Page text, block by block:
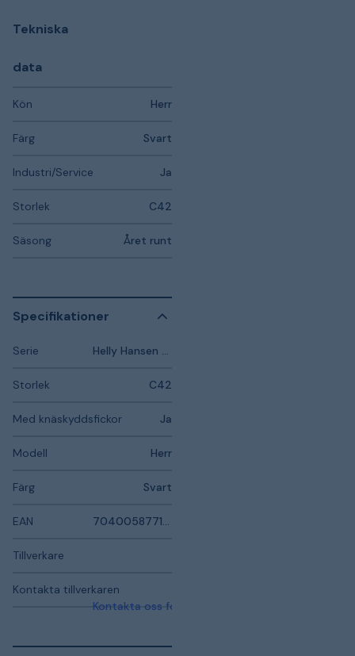
Tekniska
data
Kön Herr
Färg Svart
Industri/Service Ja
Storlek C42
Säsong Året runt
Specifikationer
Serie
Storlek C42
Med knäskyddsfickor Ja
Modell Herr
Färg Svart
EAN
Tillverkare
Kontakta tillverkaren
Kontakta oss för mer information